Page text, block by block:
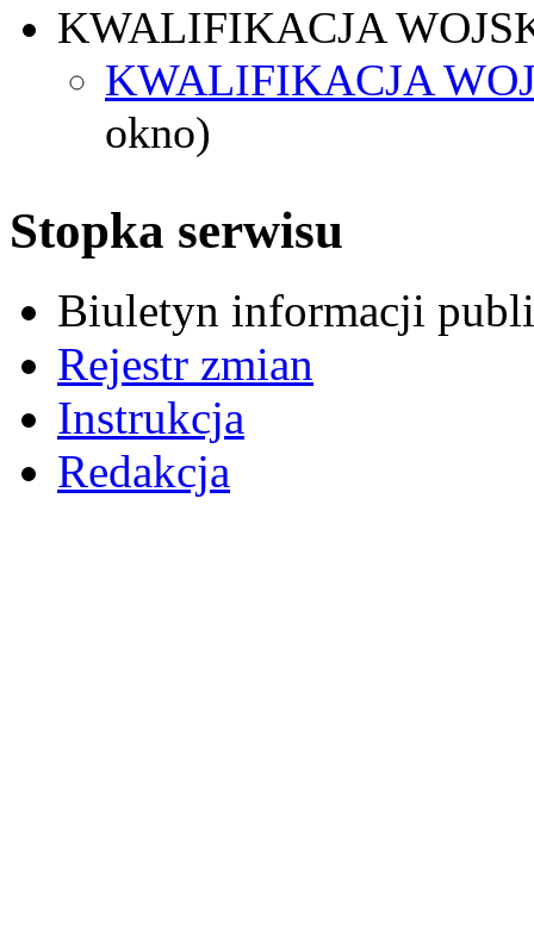
KWALIFIKACJA
KWALIFIKACJA
okno)
Stopka serwisu
Biuletyn informacji
Rejestr zmian
Instrukcja
Redakcja